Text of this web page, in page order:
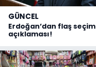
GÜNCEL
Erdoğan’dan flaş seçim
açıklaması!